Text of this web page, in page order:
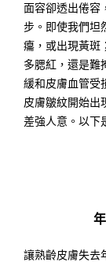
面容卻透出倦容
步。即使我們坦
癟，或出現黃斑
多腮紅，還是難
緩和皮膚血管受
皮膚皺紋開始出
差強人意。以下
讓熟齡皮膚失去